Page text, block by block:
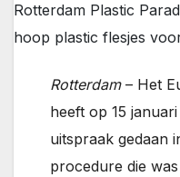
Rotterdam Plastic
hoop plastic flesjes
Rotterdam– Het
heeft op 15
uitspraak gedaan
procedure die